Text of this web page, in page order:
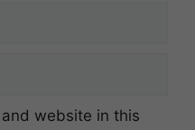
website in this